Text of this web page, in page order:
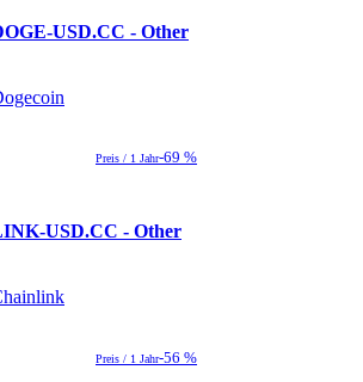
USD.CC - Other
Preis / 1 Jahr-69 %
USD.CC - Other
Preis / 1 Jahr-56 %